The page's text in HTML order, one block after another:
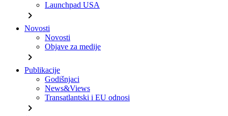
Launchpad USA
chevron_right
Novosti
Novosti
Objave za medije
chevron_right
Publikacije
Godišnjaci
News&Views
Transatlantski i EU odnosi
chevron_right